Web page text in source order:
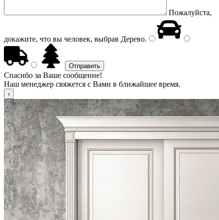
Пожалуйста,
докажите, что вы человек, выбрав Дерево.
Спасибо за Ваше сообщение!
Наш менеджер свяжется с Вами в ближайшее время.